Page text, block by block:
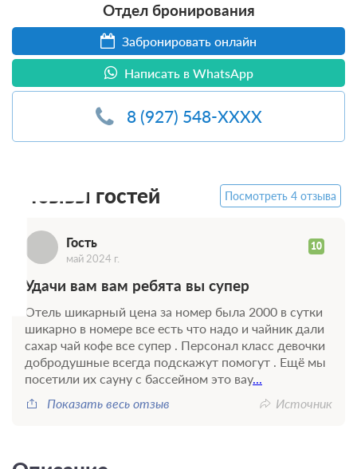
Отдел бронирования
Забронировать онлайн
Написать в WhatsApp
8 (927) 548-XXXX
Отзывы гостей Посмотреть 4 отзыва
Гость 10
май 2024 г.
Удачи вам вам ребята вы супер
Отель шикарный цена за номер была 2000 в сутки
шикарно в номере все есть что надо и чайник дали
сахар чай кофе все супер . Персонал класс девочки
добродушные всегда подскажут помогут . Ещё мы
посетили их сауну с бассейном это вау...
Показать весь отзыв
Источник